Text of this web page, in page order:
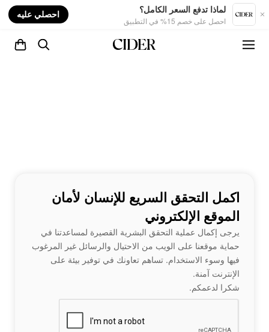
لماذا تدفع السعر الكامل؟
احصل على خصم 15% في التطبيق
احصلي عليه
اكمل التحقق السريع للإنسان لأمان
الموقع الإلكتروني
يرجى إكمال عملية التحقق البشرية القصيرة لمساعدتنا في
حماية موقعنا على الويب من الاحتيال والرسائل غير المرغوب
فيها وسوء الاستخدام. تساهم تعاونك في توفير بيئة على
الإنترنت آمنة.
شكرا لدعمكم.